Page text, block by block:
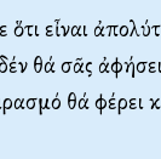
εἶναι
θά σᾶς
θά φέρει